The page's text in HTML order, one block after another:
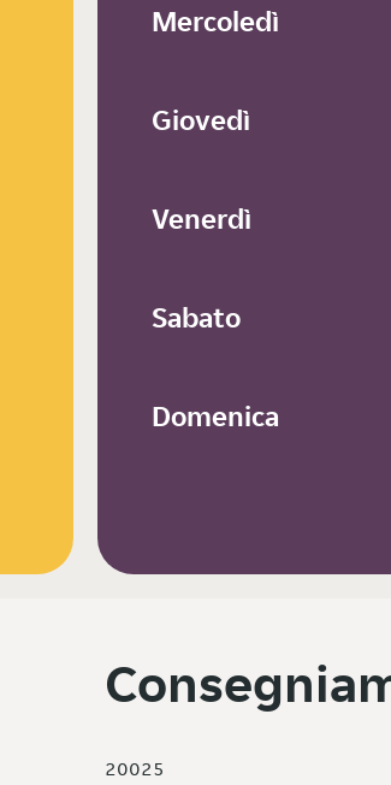
Mercoledì
Giovedì
Venerdì
Sabato
Domenica
20025